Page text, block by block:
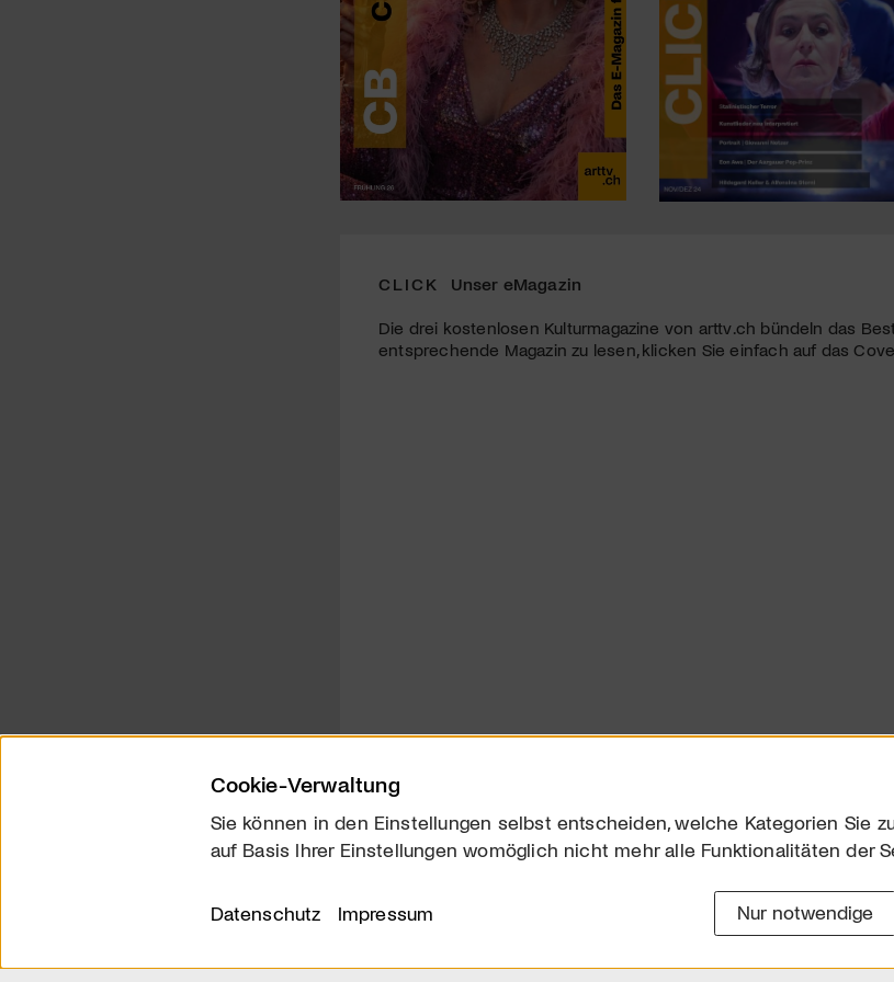
CLICK Unser eMagazin
Die drei kostenlosen Kulturmagazine von arttv.ch bündeln das
entsprechende Magazin zu lesen, klicken Sie einfach auf das
Über uns
Downloads
Cookie-Verwaltung
Sie können in den Einstellungen selbst entscheiden, welche Kategorien Sie
auf Basis Ihrer Einstellungen womöglich nicht mehr alle Funktionalitäten der
Datenschutz Impressum Nur notwendige